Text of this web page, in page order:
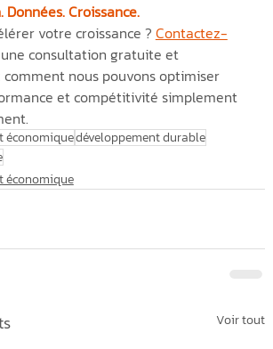
Données. Croissance.
votre croissance ? Contactez-
consultation gratuite et
nous pouvons optimiser
et compétitivité simplement
économiquedéveloppement durable
économique
Voir tout